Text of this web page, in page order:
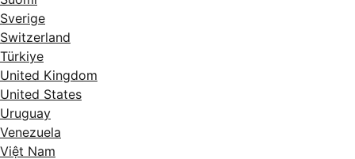
Sverige
Switzerland
Türkiye
United Kingdom
United States
Uruguay
Venezuela
Việt Nam